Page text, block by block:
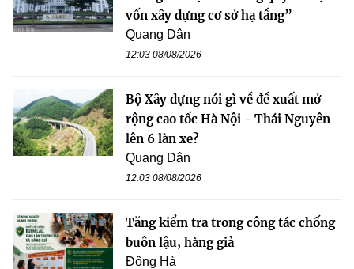
vốn xây dựng cơ sở hạ tầng”
Quang Dân
12:03 08/08/2026
Bộ Xây dựng nói gì về đề xuất mở
rộng cao tốc Hà Nội - Thái Nguyên
lên 6 làn xe?
Quang Dân
12:03 08/08/2026
Tăng kiểm tra trong công tác chống
buôn lậu, hàng giả
Đông Hà